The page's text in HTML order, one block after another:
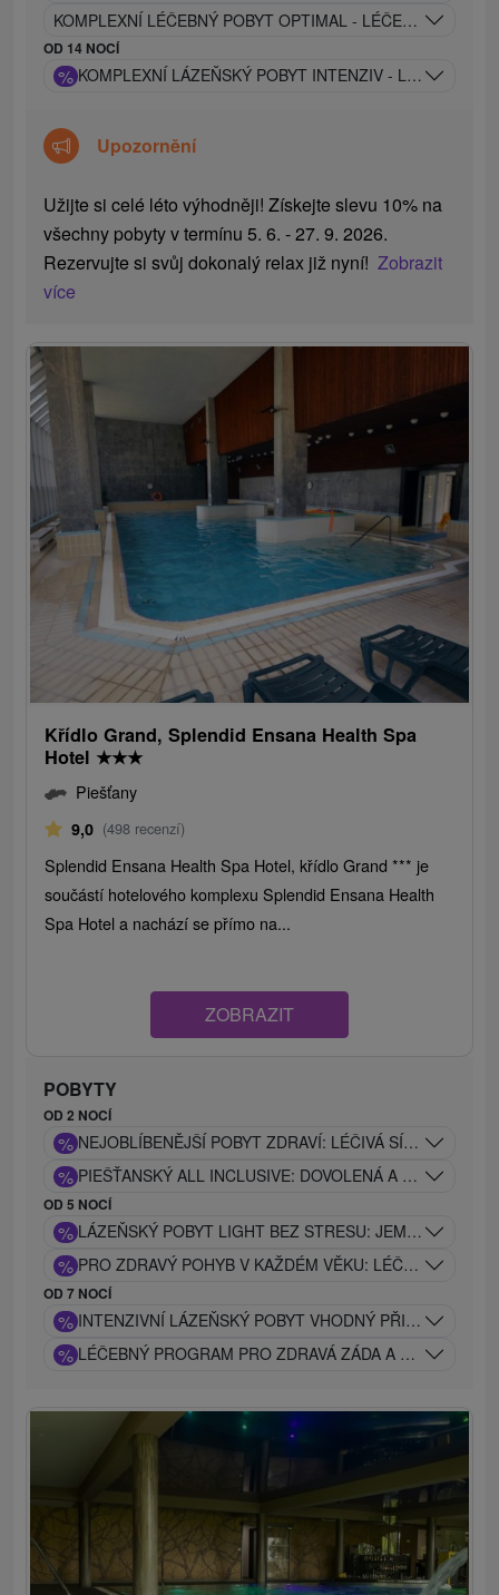
KOMPLEXNÍ LÉČEBNÝ POBYT OPTIMAL - LÉČEBNÝ
OD 14 NOCÍ
% KOMPLEXNÍ LÁZEŇSKÝ POBYT INTENZIV - LÉČEBNÝ
Upozornění
Užijte si celé léto výhodněji! Získejte slevu 10% na
všechny pobyty v termínu 5. 6. - 27. 9. 2026.
Rezervujte si svůj dokonalý relax již nyní!Zobrazit
více
Křídlo Grand, Splendid Ensana Health Spa
Hotel ★★★
Piešťany
9,0 (498 recenzí)
Splendid Ensana Health Spa Hotel, křídlo Grand *** je
součástí hotelového komplexu Splendid Ensana Health
Spa Hotel a nachází se přímo na...
ZOBRAZIT
POBYTY
OD 2 NOCÍ
% NEJOBLÍBENĚJŠÍ POBYT ZDRAVÍ: LÉČIVÁ SÍLA
% PIEŠŤANSKÝ ALL INCLUSIVE: DOVOLENÁ A
OD 5 NOCÍ
% LÁZEŇSKÝ POBYT LIGHT BEZ STRESU: JEMNÝ
% PRO ZDRAVÝ POHYB V KAŽDÉM VĚKU: LÉČEBNÝ
OD 7 NOCÍ
% INTENZIVNÍ LÁZEŇSKÝ POBYT VHODNÝ PŘI
% LÉČEBNÝ PROGRAM PRO ZDRAVÁ ZÁDA A KLOUBY: